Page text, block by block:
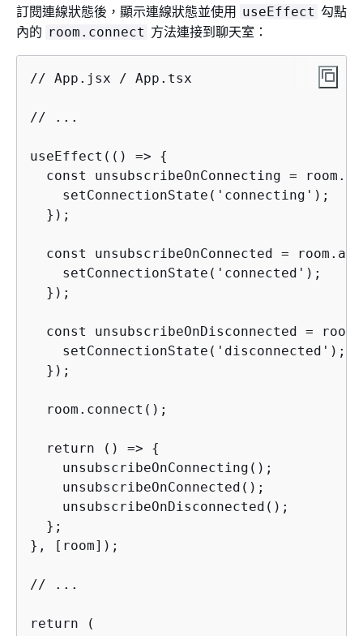
訂閱連線狀態後，顯示連線狀態並使用 useEffect 勾點
內的 room.connect 方法連接到聊天室：
// App.jsx / App.tsx
// ...
useEffect(() => {
const unsubscribeOnConnecting =
    setConnectionState('connecting');
  });
const unsubscribeOnConnected =
    setConnectionState('connected');
  });
const unsubscribeOnDisconnected =
    setConnectionState('disconnected');
  });
  room.connect();
  return () =>
{
    unsubscribeOnConnecting();
    unsubscribeOnConnected();
    unsubscribeOnDisconnected();
  };
}, [room]);
// ...
return (